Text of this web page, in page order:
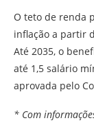
O teto de renda
inflação a partir
Até 2035, o
até 1,5 salário
aprovada pelo
* Com